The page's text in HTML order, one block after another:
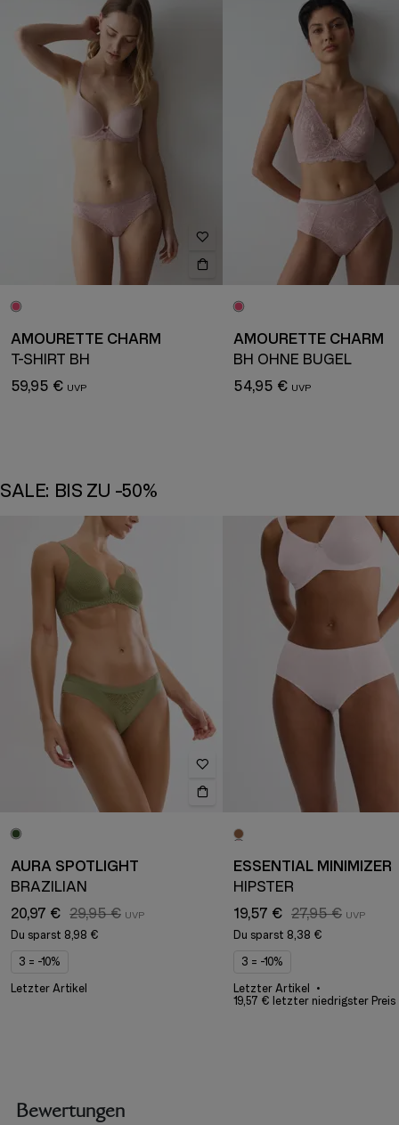
AMOURETTE CHARM
T-SHIRT BH
59,95 €
AMOURETTE CHARM
BH OHNE BÜGEL
54,95 €
SALE: BIS ZU -50%
AURA SPOTLIGHT
BRAZILIAN
20,97 € 29,95 €
Du sparst 8,98 €
3 = -10%
Letzter Artikel
ESSENTIAL MINIMIZER
HIPSTER
19,57 € 27,95 €
Du sparst 8,38 €
3 = -10%
Letzter Artikel
19,57 € letzter niedrigster Preis